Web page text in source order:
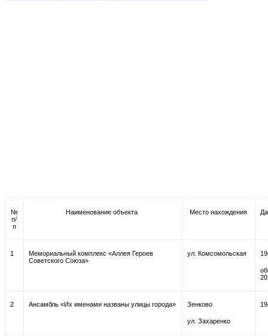
№
п/
п
Наименование объекта Место нахождения
1
Мемориальный комплекс «Аллея Героев
Советского Союза»
ул. Комсомольская
2 Ансамбль «Их именами названы улицы города» Зенково
ул. Захаренко